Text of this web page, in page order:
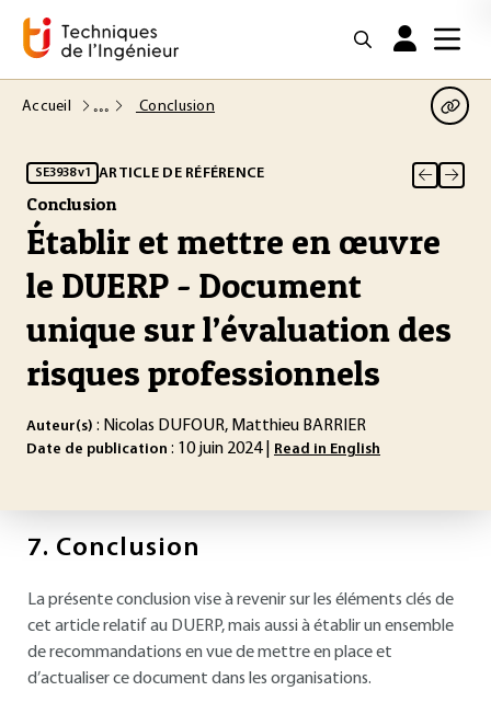
Accueil Conclusion
SE3938 v1 ARTICLE DE RÉFÉRENCE
Conclusion
Établir et mettre en œuvre
le DUERP - Document
unique sur l’évaluation des
risques professionnels
Auteur(s) : Nicolas DUFOUR, Matthieu BARRIER
Date de publication : 10 juin 2024 | Read in English
7. Conclusion
La présente conclusion vise à revenir sur les éléments clés de
cet article relatif au DUERP, mais aussi à établir un ensemble
de recommandations en vue de mettre en place et
d’actualiser ce document dans les organisations.